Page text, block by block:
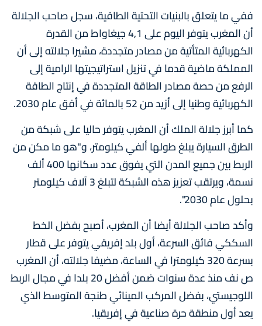
ففي ما يتعلق بالبنيات التحتية الطاقية، سجل صاحب الجلالة
أن المغرب يتوفر اليوم على 4,1 جيغاواط من القدرة
الكهربائية المتأتية من مصادر متجددة، مشيرا جلالته إلى أن
المملكة ماضية قدما في تنزيل استراتيجيتها الرامية إلى
الرفع من حصة مصادر الطاقة المتجددة في إنتاج الطاقة
الكهربائية وطنيا إلى أزيد من 52 بالمائة في أفق عام 2030.
كما أبرز جلالة الملك أن المغرب يتوفر حاليا على شبكة من
الطرق السيارة يبلغ طولها ألفي كيلومتر، و"هو ما مكن من
الربط بين جميع المدن التي يفوق عدد سكانها 400 ألف
نسمة، ويرتقب تعزيز هذه الشبكة لتبلغ 3 آلاف كيلومتر
بحلول عام 2030".
وأكد صاحب الجلالة أيضا أن المغرب، أصبح بفضل الخط
السككي فائق السرعة، أول بلد إفريقي يتوفر على قطار
بسرعة 320 كيلومترا في الساعة، مضيفا جلالته، أن المغرب
ص نف منذ عدة سنوات ضمن أفضل 20 بلدا في مجال الربط
اللوجيستي، بفضل المركب المينائي طنجة المتوسط الذي
يعد أول منطقة حرة صناعية في إفريقيا.